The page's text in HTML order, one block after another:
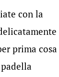
con la
prima cosa